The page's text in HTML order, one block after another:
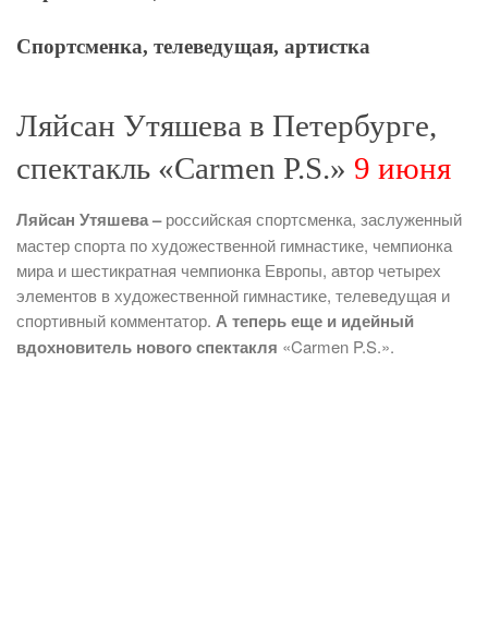
Спортсменка, телеведущая, артистка
Ляйсан Утяшева в Петербурге,
спектакль «Carmen P.S.» 9 июня
Ляйсан Утяшева –российская спортсменка, заслуженный
мастер спорта по художественной гимнастике, чемпионка
мира и шестикратная чемпионка Европы, автор четырех
элементов в художественной гимнастике, телеведущая и
спортивный комментатор. А теперь еще и идейный
вдохновитель нового спектакля «Carmen P.S.».